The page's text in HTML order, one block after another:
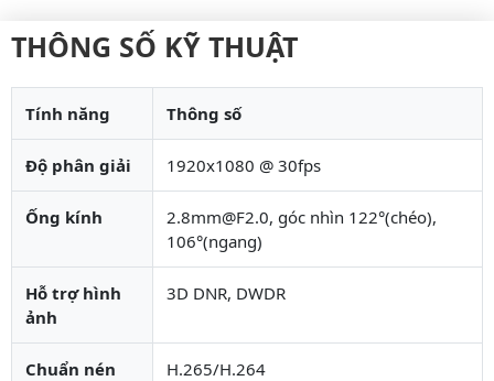
THÔNG SỐ KỸ THUẬT
Tính năng Thông số
Độ phân giải 1920x1080 @ 30fps
Ống kính
2.8mm@F2.0, góc nhìn 122°(chéo),
106°(ngang)
Hỗ trợ hình
ảnh
3D DNR, DWDR
Chuẩn nén H.265/H.264